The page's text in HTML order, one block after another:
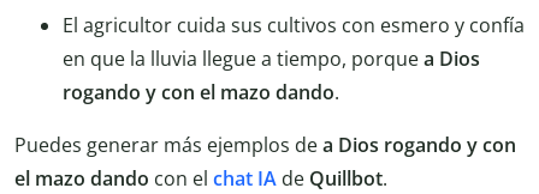
El agricultor cuida sus cultivos con esmero y confía
en que la lluvia llegue a tiempo, porquea Dios
rogando y con el mazo dando.
Puedes generar más ejemplos dea Dios rogando y con
el mazo dando con el chat IA de Quillbot.